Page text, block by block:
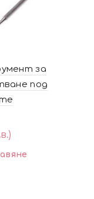
за
под